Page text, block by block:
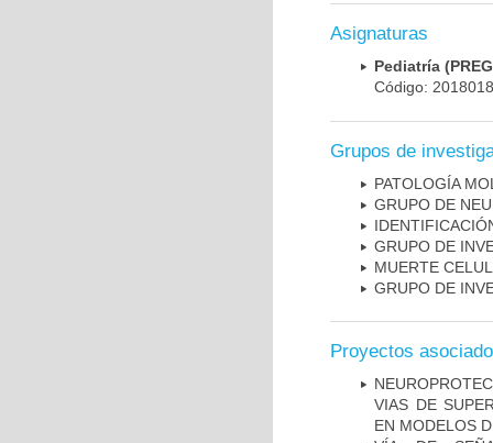
Asignaturas
Pediatría
Código:
Grupos de
PATOLOGÍA
GRUPO DE
GRUPO DE
MUERTE
GRUPO DE
Proyectos
VIAS DE
EN MODELOS